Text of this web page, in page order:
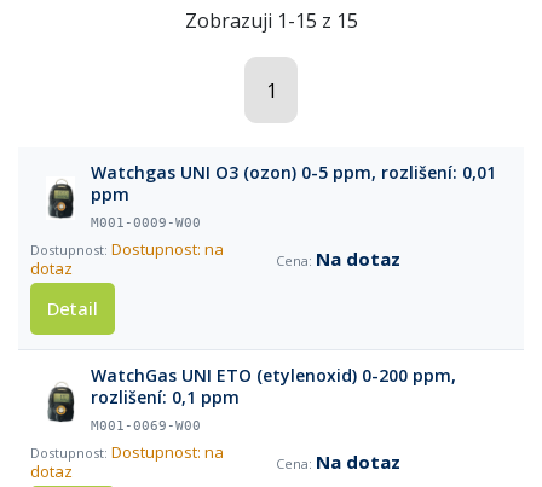
Zobrazuji 1-15 z 15
1
Watchgas UNI O3 (ozon) 0-5 ppm, rozlišení: 0,01
ppm
M001-0009-W00
Dostupnost: na
dotaz
Na dotaz
Detail
WatchGas UNI ETO (etylenoxid) 0-200 ppm,
rozlišení: 0,1 ppm
M001-0069-W00
Dostupnost: na
dotaz
Na dotaz